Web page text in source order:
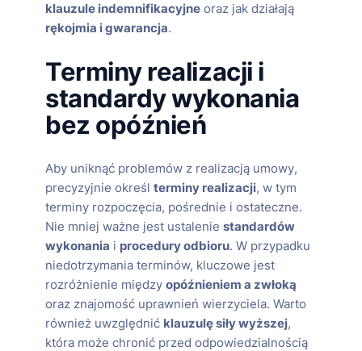
klauzule indemnifikacyjne oraz jak działają
rękojmia i gwarancja.
Terminy realizacji i
standardy wykonania
bez opóźnień
Aby uniknąć problemów z realizacją umowy,
precyzyjnie określ terminy realizacji, w tym
terminy rozpoczęcia, pośrednie i ostateczne.
Nie mniej ważne jest ustalenie standardów
wykonania i procedury odbioru. W przypadku
niedotrzymania terminów, kluczowe jest
rozróżnienie między opóźnieniem a zwłoką
oraz znajomość uprawnień wierzyciela. Warto
również uwzględnić klauzulę siły wyższej,
która może chronić przed odpowiedzialnością